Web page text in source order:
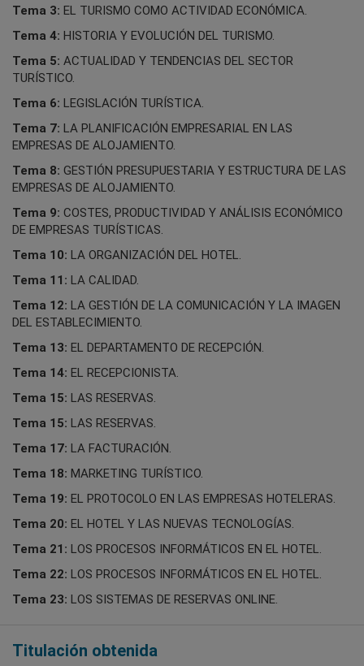
Tema 3: EL TURISMO COMO ACTIVIDAD ECONÓMICA.
Tema 4: HISTORIA Y EVOLUCIÓN DEL TURISMO.
Tema 5: ACTUALIDAD Y TENDENCIAS DEL SECTOR
TURÍSTICO.
Tema 6: LEGISLACIÓN TURÍSTICA.
Tema 7: LA PLANIFICACIÓN EMPRESARIAL EN LAS
EMPRESAS DE ALOJAMIENTO.
Tema 8: GESTIÓN PRESUPUESTARIA Y ESTRUCTURA DE LAS
EMPRESAS DE ALOJAMIENTO.
Tema 9: COSTES, PRODUCTIVIDAD Y ANÁLISIS ECONÓMICO
DE EMPRESAS TURÍSTICAS.
Tema 10: LA ORGANIZACIÓN DEL HOTEL.
Tema 11: LA CALIDAD.
Tema 12: LA GESTIÓN DE LA COMUNICACIÓN Y LA IMAGEN
DEL ESTABLECIMIENTO.
Tema 13: EL DEPARTAMENTO DE RECEPCIÓN.
Tema 14: EL RECEPCIONISTA.
Tema 15: LAS RESERVAS.
Tema 15: LAS RESERVAS.
Tema 17: LA FACTURACIÓN.
Tema 18: MARKETING TURÍSTICO.
Tema 19: EL PROTOCOLO EN LAS EMPRESAS HOTELERAS.
Tema 20: EL HOTEL Y LAS NUEVAS TECNOLOGÍAS.
Tema 21: LOS PROCESOS INFORMÁTICOS EN EL HOTEL.
Tema 22: LOS PROCESOS INFORMÁTICOS EN EL HOTEL.
Tema 23: LOS SISTEMAS DE RESERVAS ONLINE.
Titulación obtenida